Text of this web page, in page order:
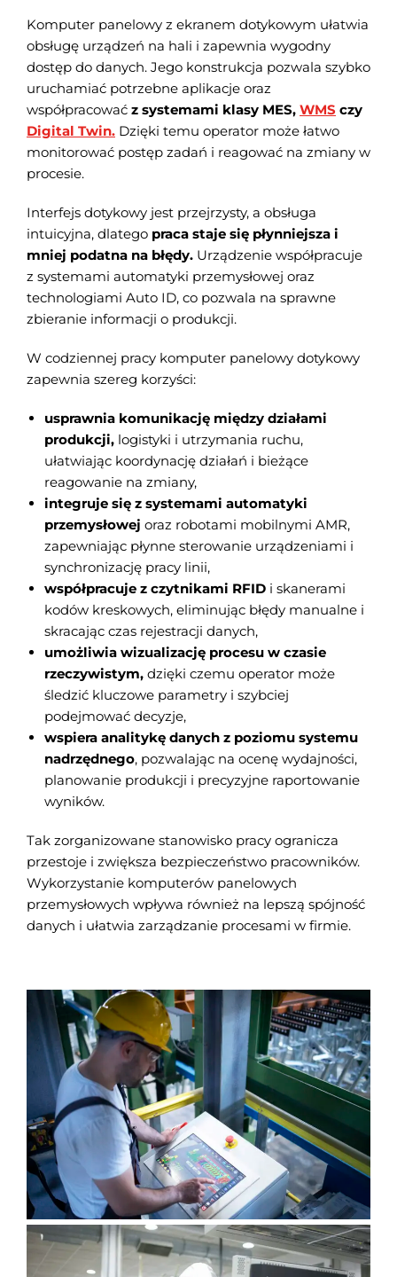
Komputer panelowy z ekranem dotykowym ułatwia
obsługę urządzeń na hali i zapewnia wygodny
dostęp do danych. Jego konstrukcja pozwala szybko
uruchamiać potrzebne aplikacje oraz
współpracować z systemami klasy MES, WMS czy
Digital Twin. Dzięki temu operator może łatwo
monitorować postęp zadań i reagować na zmiany w
procesie.
Interfejs dotykowy jest przejrzysty, a obsługa
intuicyjna, dlatego praca staje się płynniejsza i
mniej podatna na błędy. Urządzenie współpracuje
z systemami automatyki przemysłowej oraz
technologiami Auto ID, co pozwala na sprawne
zbieranie informacji o produkcji.
W codziennej pracy komputer panelowy dotykowy
zapewnia szereg korzyści:
usprawnia komunikację między działami
produkcji, logistyki i utrzymania ruchu,
ułatwiając koordynację działań i bieżące
reagowanie na zmiany,
integruje się z systemami automatyki
przemysłowej oraz robotami mobilnymi AMR,
zapewniając płynne sterowanie urządzeniami i
synchronizację pracy linii,
współpracuje z czytnikami RFID i skanerami
kodów kreskowych, eliminując błędy manualne i
skracając czas rejestracji danych,
umożliwia wizualizację procesu w czasie
rzeczywistym, dzięki czemu operator może
śledzić kluczowe parametry i szybciej
podejmować decyzje,
wspiera analitykę danych z poziomu systemu
nadrzędnego, pozwalając na ocenę wydajności,
planowanie produkcji i precyzyjne raportowanie
wyników.
Tak zorganizowane stanowisko pracy ogranicza
przestoje i zwiększa bezpieczeństwo pracowników.
Wykorzystanie komputerów panelowych
przemysłowych wpływa również na lepszą spójność
danych i ułatwia zarządzanie procesami w firmie.